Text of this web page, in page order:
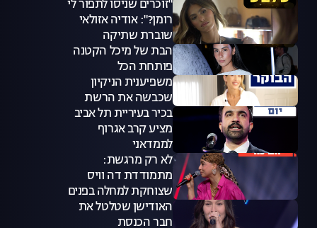
"זוכרים שניסו לתפור לי
רומן?": אודיה אזולאי
שוברת שתיקה
הבת של מיכל הקטנה
פותחת הכל
משפיענית הניקיון
שכבשה את הרשת
בכיר בעיריית תל אביב
מציע קרב אגרוף
לממדאני
לא רק מרגשת:
מתמודדת דה וויס
שצוחקת למחלה בפנים
האודישן שטלטל את
חבר הכנסת